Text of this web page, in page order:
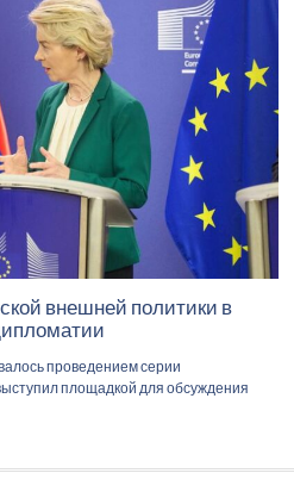
внешней политики в
проведением серии
площадкой для обсуждения